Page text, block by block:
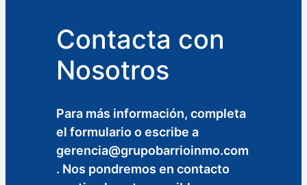
Contacta con
Nosotros
Para más información, completa
el formulario o escribe a
gerencia@grupobarrioinmo.com
. Nos pondremos en contacto